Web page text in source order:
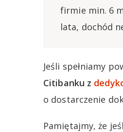
firmie min. 6
lata, dochód
Jeśli spełniamy
Citibanku z
o dostarczenie
Pamiętajmy, że